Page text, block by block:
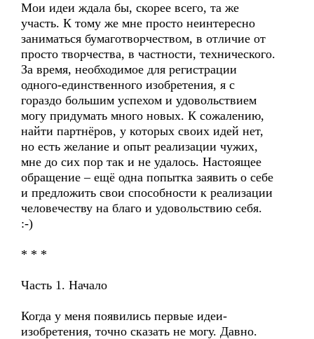
Мои идеи ждала бы, скорее всего, та же
участь. К тому же мне просто неинтересно
заниматься бумаготворчеством, в отличие от
просто творчества, в частности, технического.
За время, необходимое для регистрации
одного-единственного изобретения, я с
гораздо большим успехом и удовольствием
могу придумать много новых. К сожалению,
найти партнёров, у которых своих идей нет,
но есть желание и опыт реализации чужих,
мне до сих пор так и не удалось. Настоящее
обращение – ещё одна попытка заявить о себе
и предложить свои способности к реализации
человечеству на благо и удовольствию себя.
:-)
* * *
Часть 1. Начало
Когда у меня появились первые идеи-
изобретения, точно сказать не могу. Давно.